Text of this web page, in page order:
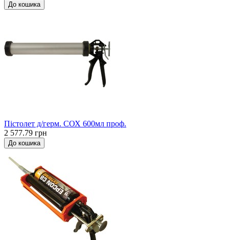
До кошика
Пістолет д/герм. СОХ 600мл проф.
2 577.79 грн
До кошика